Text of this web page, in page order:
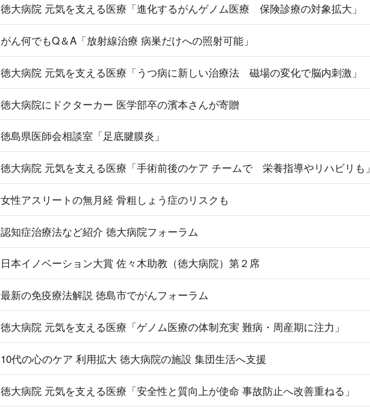
徳大病院 元気を支える医療「進化するがんゲノム医療 保険診療の対象拡大」
がん何でもQ＆A「放射線治療 病巣だけへの照射可能」
徳大病院 元気を支える医療「うつ病に新しい治療法 磁場の変化で脳内刺激」
徳大病院にドクターカー 医学部卒の濱本さんが寄贈
徳島県医師会相談室「足底腱膜炎」
徳大病院 元気を支える医療「手術前後のケア チームで 栄養指導やリハビリも」
女性アスリートの無月経 骨粗しょう症のリスクも
認知症治療法など紹介 徳大病院フォーラム
日本イノベーション大賞 佐々木助教（徳大病院）第２席
最新の免疫療法解説 徳島市でがんフォーラム
徳大病院 元気を支える医療「ゲノム医療の体制充実 難病・周産期に注力」
10代の心のケア 利用拡大 徳大病院の施設 集団生活へ支援
徳大病院 元気を支える医療「安全性と質向上が使命 事故防止へ改善重ねる」